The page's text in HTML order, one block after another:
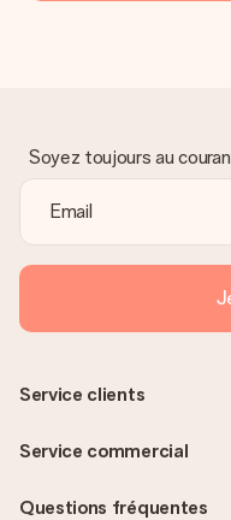
Soyez toujours au
Questions fréquentes
Service clients
Service commercial